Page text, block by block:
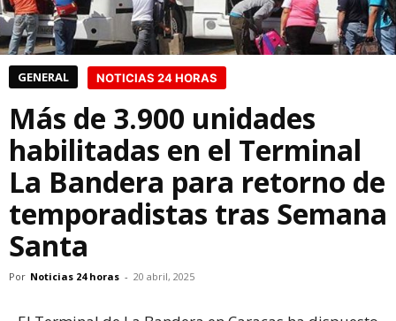
GENERAL NOTICIAS 24 HORAS
Más de 3.900 unidades
habilitadas en el Terminal
La Bandera para retorno de
temporadistas tras Semana
Santa
Por Noticias 24 horas - 20 abril, 2025